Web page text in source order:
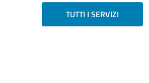
TUTTI I SERVIZI